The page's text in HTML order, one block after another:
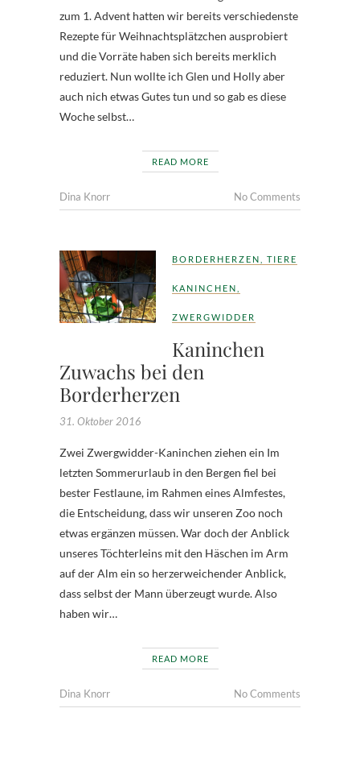
zum 1. Advent hatten wir bereits verschiedenste
Rezepte für Weihnachtsplätzchen ausprobiert
und die Vorräte haben sich bereits merklich
reduziert. Nun wollte ich Glen und Holly aber
auch nich etwas Gutes tun und so gab es diese
Woche selbst…
READ MORE
Dina Knorr No Comments
BORDERHERZEN TIERE
KANINCHEN
ZWERGWIDDER
Kaninchen
Zuwachs bei den
Borderherzen
31. Oktober 2016
Zwei Zwergwidder-Kaninchen ziehen ein Im
letzten Sommerurlaub in den Bergen fiel bei
bester Festlaune, im Rahmen eines Almfestes,
die Entscheidung, dass wir unseren Zoo noch
etwas ergänzen müssen. War doch der Anblick
unseres Töchterleins mit den Häschen im Arm
auf der Alm ein so herzerweichender Anblick,
dass selbst der Mann überzeugt wurde. Also
haben wir…
READ MORE
Dina Knorr No Comments